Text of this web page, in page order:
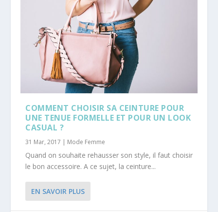
COMMENT CHOISIR SA CEINTURE POUR
UNE TENUE FORMELLE ET POUR UN LOOK
CASUAL ?
31 Mar, 2017 | Mode Femme
Quand on souhaite rehausser son style, il faut choisir
le bon accessoire. A ce sujet, la ceinture...
EN SAVOIR PLUS